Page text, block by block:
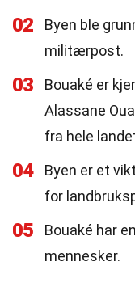
02
Byen ble
militærpost.
03
Bouaké er
Alassane
fra hele
04
Byen er et
for
05
Bouaké har
mennesker.